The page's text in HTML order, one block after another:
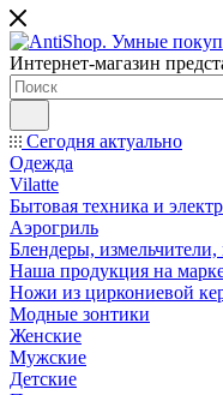
Интернет-магазин
Сегодня актуально
Одежда
Vilatte
Бытовая техника и
Аэрогриль
Блендеры, измельчители,
Наша продукция на
Ножи из циркониевой
Модные зонтики
Женские
Мужские
Детские